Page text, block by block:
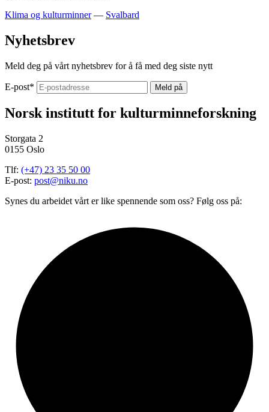
Klima og kulturminner — Svalbard
Nyhetsbrev
Meld deg på vårt nyhetsbrev for å få med deg siste nytt
E-post*
Norsk institutt for kulturminneforskning
Storgata 2
0155 Oslo
Tlf: (+47) 23 35 50 00
E-post: post@niku.no
Synes du arbeidet vårt er like spennende som oss? Følg oss på: